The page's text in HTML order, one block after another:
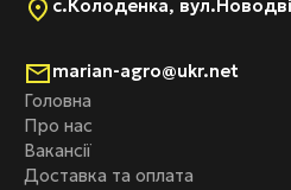
Головна
Про нас
Вакансії
Доставка та оплата
с.Колоденка,
marian-agro@ukr.net